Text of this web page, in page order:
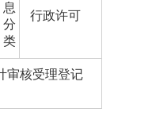
息
分
类
行政许可
审核受理登记